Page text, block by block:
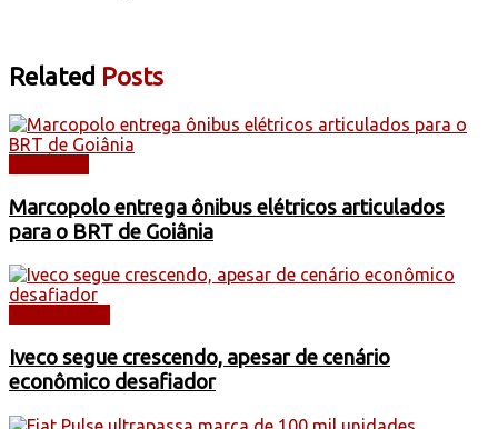
Related Posts
Marcopolo entrega ônibus elétricos articulados
para o BRT de Goiânia
Iveco segue crescendo, apesar de cenário
econômico desafiador